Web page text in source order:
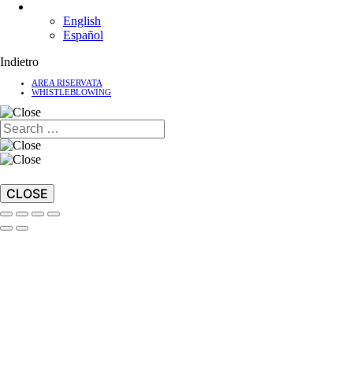
English
Español
Indietro
AREA RISERVATA
WHISTLEBLOWING
CLOSE